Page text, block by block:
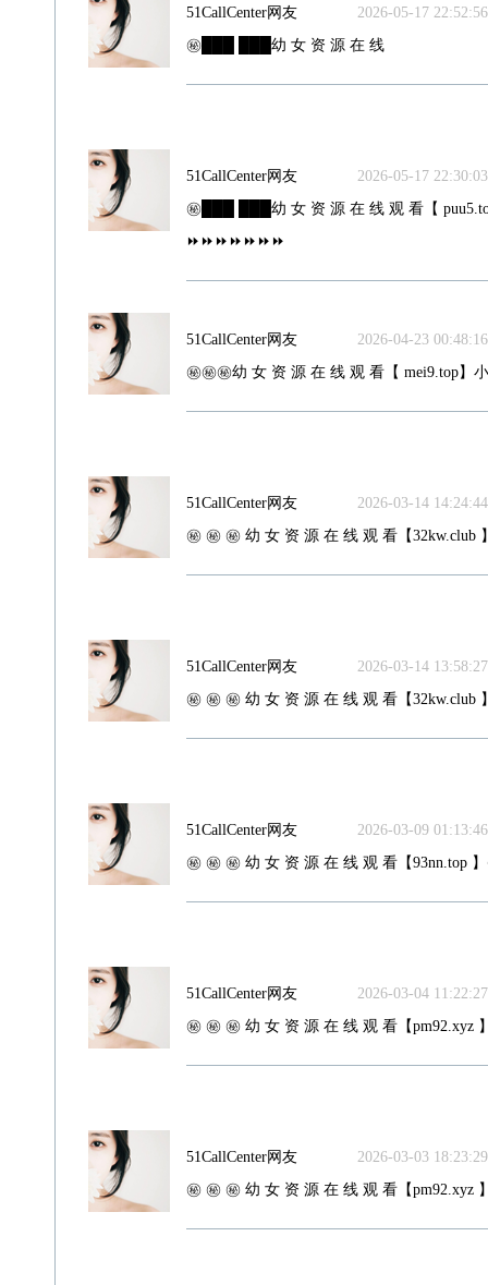
51CallCenter网友
2026-05-17 22:52:56
㊙️███ ███幼 女 资 源 在 线
51CallCenter网友
2026-05-17 22:30:03
㊙️███ ███幼 女 资 源 在 线 观 看【
⏩⏩⏩⏩⏩⏩⏩
51CallCenter网友
2026-04-23 00:48:16
㊙️㊙️㊙️幼 女 资 源 在 线 观 看【 mei9.top】
51CallCenter网友
2026-03-14 14:24:44
㊙️ ㊙️ ㊙️ 幼 女 资 源 在 线 观 看【32kw.club
51CallCenter网友
2026-03-14 13:58:27
㊙️ ㊙️ ㊙️ 幼 女 资 源 在 线 观 看【32kw.club
51CallCenter网友
2026-03-09 01:13:46
㊙️ ㊙️ ㊙️ 幼 女 资 源 在 线 观 看【93nn.top
51CallCenter网友
2026-03-04 11:22:27
㊙️ ㊙️ ㊙️ 幼 女 资 源 在 线 观 看【pm92.xyz
51CallCenter网友
2026-03-03 18:23:29
㊙️ ㊙️ ㊙️ 幼 女 资 源 在 线 观 看【pm92.xyz